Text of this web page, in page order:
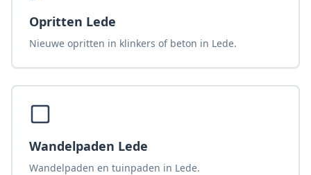
Opritten Lede
Nieuwe opritten in klinkers of beton in Lede.
Wandelpaden Lede
Wandelpaden en tuinpaden in Lede.